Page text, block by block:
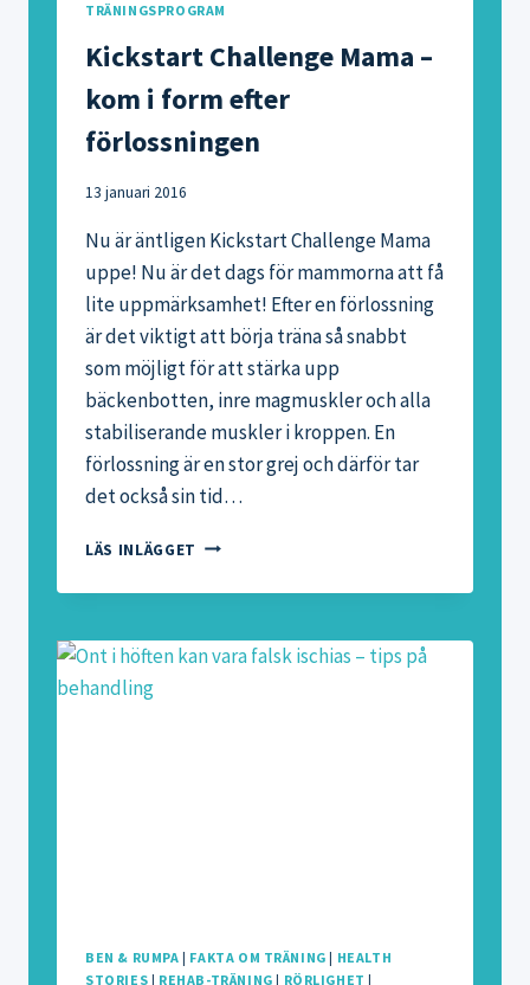
TRÄNINGSPROGRAM
Kickstart Challenge Mama –
kom i form efter
förlossningen
13 januari 2016
Nu är äntligen Kickstart Challenge Mama
uppe! Nu är det dags för mammorna att få
lite uppmärksamhet! Efter en förlossning
är det viktigt att börja träna så snabbt
som möjligt för att stärka upp
bäckenbotten, inre magmuskler och alla
stabiliserande muskler i kroppen. En
förlossning är en stor grej och därför tar
det också sin tid…
LÄS INLÄGGET KICKSTART
MAMA
KOM
I
BEN & RUMPA | FAKTA OM TRÄNING | HEALTH
STORIES | REHAB-TRÄNING | RÖRLIGHET |